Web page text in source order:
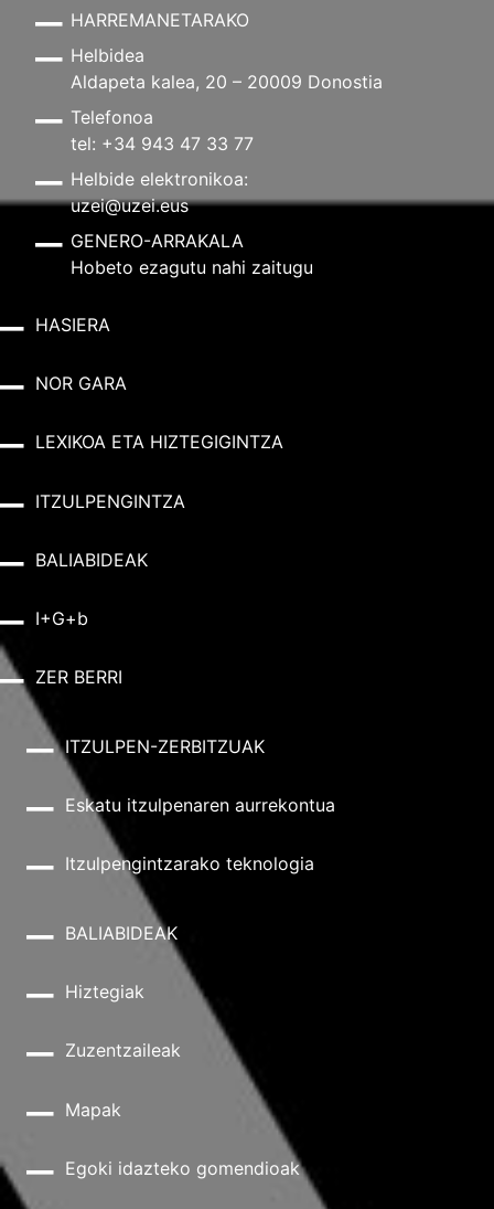
HARREMANETARAKO
Helbidea
Aldapeta kalea, 20 – 20009 Donostia
Telefonoa
tel: +34 943 47 33 77
Helbide elektronikoa:
uzei@uzei.eus
GENERO-ARRAKALA
Hobeto ezagutu nahi zaitugu
HASIERA
NOR GARA
LEXIKOA ETA HIZTEGIGINTZA
ITZULPENGINTZA
BALIABIDEAK
I+G+b
ZER BERRI
ITZULPEN-ZERBITZUAK
Eskatu itzulpenaren aurrekontua
Itzulpengintzarako teknologia
BALIABIDEAK
Hiztegiak
Zuzentzaileak
Mapak
Egoki idazteko gomendioak